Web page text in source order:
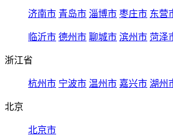
济南市 青岛市 淄博市 枣庄市 东营
临沂市 德州市 聊城市 滨州市 菏泽
浙江省
杭州市 宁波市 温州市 嘉兴市 湖州
北京
北京市